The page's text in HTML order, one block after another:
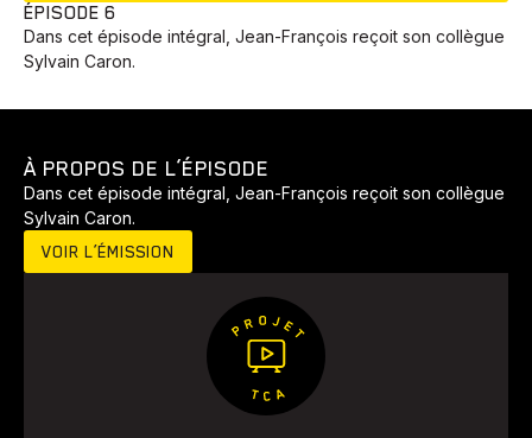
Histoires Pêche
ÉPISODE 6
Dans cet épisode intégral, Jean-François reçoit son collègue
Sylvain Caron.
À PROPOS DE L’ÉPISODE
Dans cet épisode intégral, Jean-François reçoit son collègue
Sylvain Caron.
VOIR L’ÉMISSION